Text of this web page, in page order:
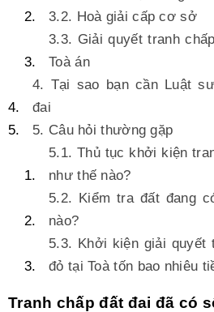
3.2. Hoà giải cấp cơ sở
3.3. Giải quyết tranh
Toà án
4. Tại sao bạn cần Luật
đai
5. Câu hỏi thường gặp
5.1. Thủ tục khởi kiện
như thế nào?
5.2. Kiểm tra đất đang
nào?
5.3. Khởi kiện giải quyết
đỏ tại Toà tốn bao nhiêu
Tranh chấp đất đai đã có